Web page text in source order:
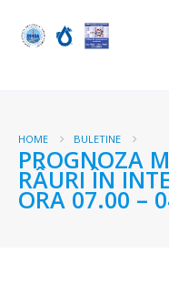
HOME BULETINE
PROGNOZA
RÂURI ÎN
ORA 07.00 –